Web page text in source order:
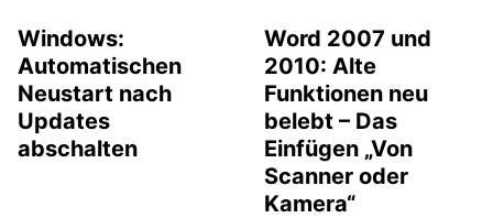
Windows:
Automatischen
Neustart nach
Updates
abschalten
Word 2007 und
2010: Alte
Funktionen neu
belebt – Das
Einfügen „Von
Scanner oder
Kamera“